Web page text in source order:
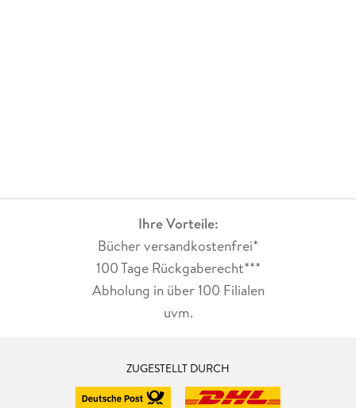
Ihre Vorteile:
Bücher versandkostenfrei*
100 Tage Rückgaberecht***
Abholung in über 100 Filialen
uvm.
ZUGESTELLT DURCH